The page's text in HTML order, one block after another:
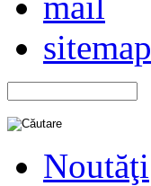
sitemap
Noutăţi